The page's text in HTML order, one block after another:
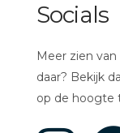
Socials
Meer zien
daar? Bekijk
op de hoogte